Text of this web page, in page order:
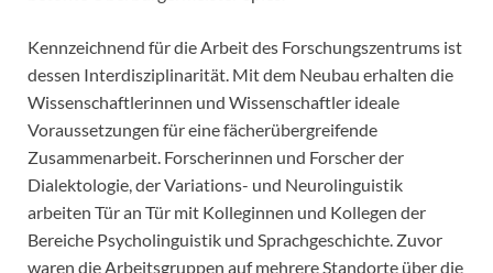
Kennzeichnend für die Arbeit des Forschungszentrums ist
dessen Interdisziplinarität. Mit dem Neubau erhalten die
Wissenschaftlerinnen und Wissenschaftler ideale
Voraussetzungen für eine fächerübergreifende
Zusammenarbeit. Forscherinnen und Forscher der
Dialektologie, der Variations- und Neurolinguistik
arbeiten Tür an Tür mit Kolleginnen und Kollegen der
Bereiche Psycholinguistik und Sprachgeschichte. Zuvor
waren die Arbeitsgruppen auf mehrere Standorte über die